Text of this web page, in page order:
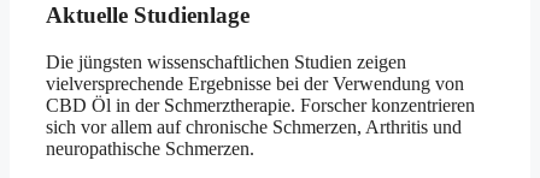
Aktuelle Studienlage
Die jüngsten wissenschaftlichen Studien zeigen
vielversprechende Ergebnisse bei der Verwendung von
CBD Öl in der Schmerztherapie. Forscher konzentrieren
sich vor allem auf chronische Schmerzen, Arthritis und
neuropathische Schmerzen.